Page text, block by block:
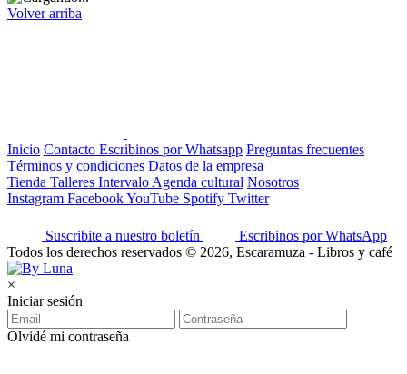
Volver arriba
Inicio Contacto Escribinos por Whatsapp Preguntas frecuentes
Términos y condiciones Datos de la empresa
Tienda Talleres Intervalo Agenda cultural Nosotros
Instagram FacebookYouTube Spotify Twitter
Suscribite a nuestro boletín
Escribinos por WhatsApp
Todos los derechos reservados © 2026, Escaramuza - Libros y café
×
Iniciar sesión
Olvidé mi contraseña